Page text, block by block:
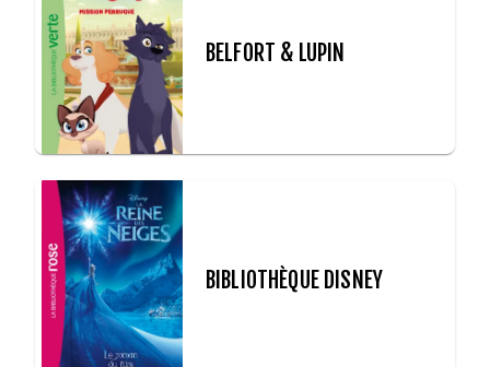
BELFORT & LUPIN
BIBLIOTHÈQUE DISNEY